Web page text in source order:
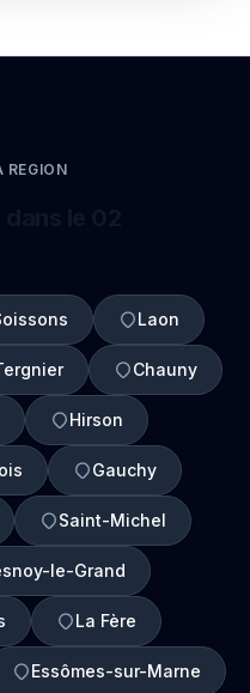
REGION
Laon
Chauny
Hirson
Gauchy
Saint-Michel
le-Grand
La Fère
Essômes-sur-Marne